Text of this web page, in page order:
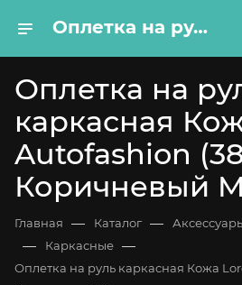
Оплетка на руль каркасная Кожа Lord Autofashion (3806 Коричневый M)
Оплетка на
каркасная
Autofashion
Коричневый
Главная — Каталог —
— Каркасные —
Оплетка на руль каркасная Кожа